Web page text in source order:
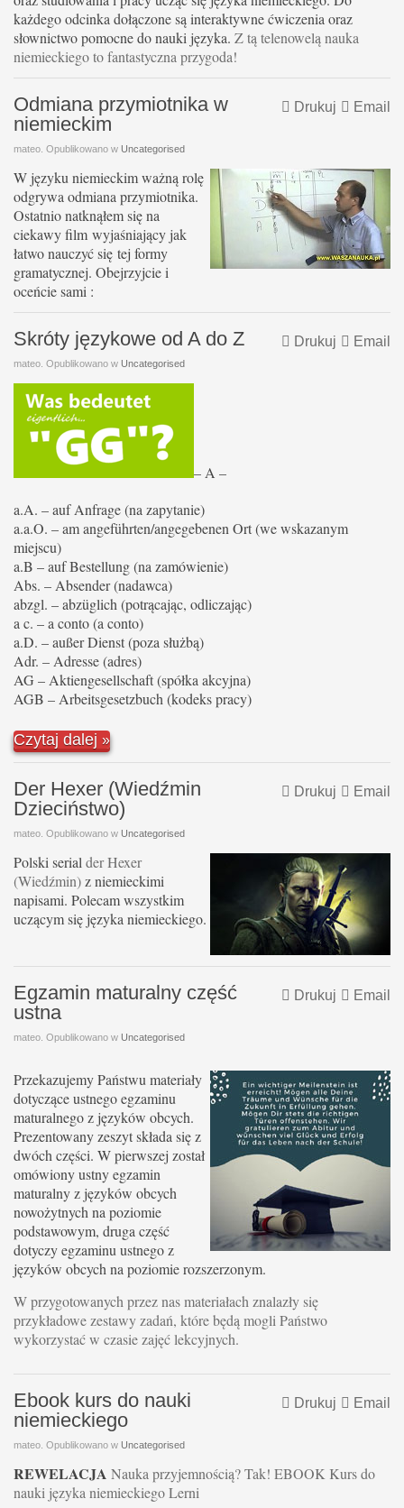
każdego odcinka dołączone są interaktywne ćwiczenia oraz
słownictwo pomocne do nauki języka. Z tą telenowelą nauka
niemieckiego to fantastyczna przygoda!
Email
Drukuj
Odmiana przymiotnika w
niemieckim
mateo. Opublikowano w Uncategorised
W języku niemieckim ważną rolę
odgrywa odmiana przymiotnika.
Ostatnio natknąłem się na
ciekawy film wyjaśniający jak
łatwo nauczyć się tej formy
gramatycznej. Obejrzyjcie i
oceńcie sami :
Email
Drukuj
Skróty językowe od A do Z
mateo. Opublikowano w Uncategorised
– A –
a.A. – auf Anfrage (na zapytanie)
a.a.O. – am angeführten/angegebenen Ort (we wskazanym
miejscu)
a.B – auf Bestellung (na zamówienie)
Abs. – Absender (nadawca)
abzgl. – abzüglich (potrącając, odliczając)
a c. – a conto (a conto)
a.D. – außer Dienst (poza służbą)
Adr. – Adresse (adres)
AG – Aktiengesellschaft (spółka akcyjna)
AGB – Arbeitsgesetzbuch (kodeks pracy)
Czytaj dalej
Email
Drukuj
Der Hexer (Wiedźmin
Dzieciństwo)
mateo. Opublikowano w Uncategorised
Polski serial der Hexer
(Wiedźmin)z niemieckimi
napisami. Polecam wszystkim
uczącym się języka niemieckiego.
Email
Drukuj
Egzamin maturalny część
ustna
mateo. Opublikowano w Uncategorised
Przekazujemy Państwu materiały
dotyczące ustnego egzaminu
maturalnego z języków obcych.
Prezentowany zeszyt składa się z
dwóch części. W pierwszej został
omówiony ustny egzamin
maturalny z języków obcych
nowożytnych na poziomie
podstawowym, druga część
dotyczy egzaminu ustnego z
języków obcych na poziomie rozszerzonym.
W przygotowanych przez nas materiałach znalazły się
przykładowe zestawy zadań, które będą mogli Państwo
wykorzystać w czasie zajęć lekcyjnych.
Email
Drukuj
Ebook kurs do nauki
niemieckiego
mateo. Opublikowano w Uncategorised
REWELACJA Nauka przyjemnością? Tak! EBOOK Kurs do
nauki języka niemieckiego Lerni